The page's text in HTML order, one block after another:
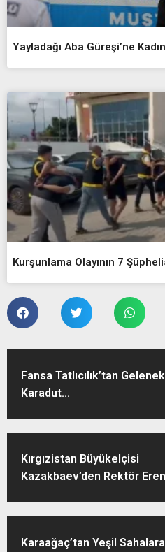
Yayladağı Aba Güreşi’ne
Kurşunlama Olayının 7
Fansa Tatlıcılık’tan
Karadut...
Kırgızistan Büyükelçisi
Kazakbaev’den Rektör
Karaağaç’tan Yeşil